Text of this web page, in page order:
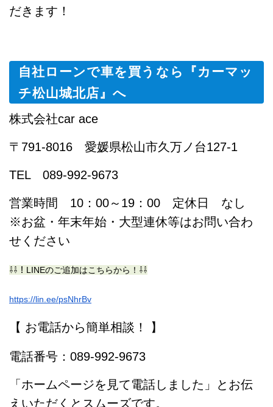
だきます！
自社ローンで車を買うなら『カーマッ
チ松山城北店』へ
株式会社car ace
〒791-8016 愛媛県松山市久万ノ台127-1
TEL 089-992-9673
営業時間 10：00～19：00 定休日 なし
※お盆・年末年始・大型連休等はお問い合わ
せください
⇩⇩！LINEのご追加はこちらから！⇩⇩
https://lin.ee/psNhrBv
【 お電話から簡単相談！ 】
電話番号：089-992-9673
「ホームページを見て電話しました」とお伝
えいただくとスムーズです。